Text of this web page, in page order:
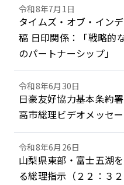
令和8年7月1日
タイムズ・オブ・イン
稿 日印関係：「戦略的
のパートナーシップ」
令和8年6月30日
日豪友好協力基本条約
高市総理ビデオメッセ
令和8年6月26日
山梨県東部・富士五湖
る総理指示（２２：３２